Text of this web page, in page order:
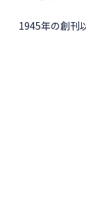
1945年の創刊